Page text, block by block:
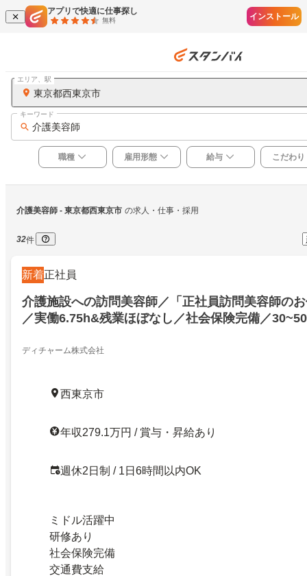
アプリで快適に仕事探し
無料 インストール
東京都西東京市
エリア、駅
介護美容師
キーワード
職種 雇用形態 給与 こだわり
介護美容師 - 東京都西東京市 の求人・仕事・採用
32件
新着正社員
介護施設への訪問美容師／「正社員訪問美容師の
／実働6.75h&残業ほぼなし／社会保険完備／
ディチャーム株式会社
西東京市
年収279.1万円 / 賞与・昇給あり
週休2日制 / 1日6時間以内OK
ミドル活躍中
研修あり
社会保険完備
交通費支給